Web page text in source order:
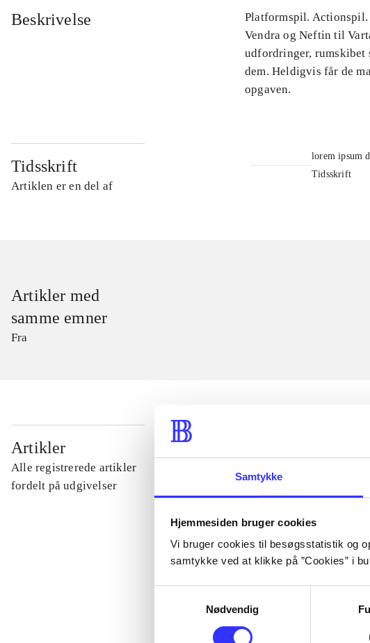
Samtykke
Hjemmesiden bruger cookies
Vi bruger cookies til besøgsstatistik og
samtykke ved at klikke på ”Cookies” i
Nødvendig
Beskrivelse
Platformspil.
Vendra og Neftin til
udfordringer, rumskibet
dem. Heldigvis får de
opgaven.
Tidsskrift
Artiklen er en del af
lorem ipsum
Tidsskrift
Artikler med
samme emner
Fra
Artikler
Alle registrerede artikler
fordelt på udgivelser
...
...
...